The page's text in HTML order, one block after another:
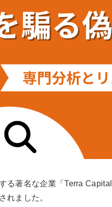
る著名な企業「Terra
れました。